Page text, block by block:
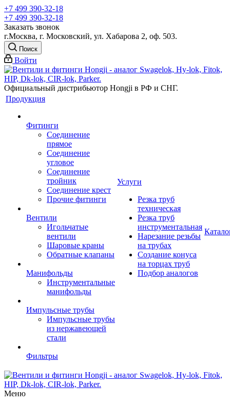
+7 499 390-32-18
+7 499 390-32-18
Заказать звонок
г.Москва, г. Московский, ул. Хабарова 2, оф. 503.
Поиск
Войти
Официальный дистрибьютор Hongji в РФ и СНГ.
Продукция
Фитинги
Соединение
прямое
Соединение
угловое
Соединение
тройник
Соединение крест
Прочие фитинги
Вентили
Игольчатые
вентили
Шаровые краны
Обратные клапаны
Манифольды
Инструментальные
манифольды
Импульсные трубы
Импульсные трубы
из нержавеющей
стали
Фильтры
Услуги
Резка труб
техническая
Резка труб
инструментальная
Нарезание резьбы
на трубах
Создание конуса
на торцах труб
Подбор аналогов
Меню